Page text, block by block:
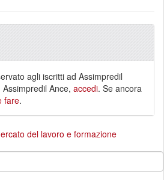
agli iscritti ad Assimpredil
Ance, accedi. Se ancora
fare.
del lavoro e formazione